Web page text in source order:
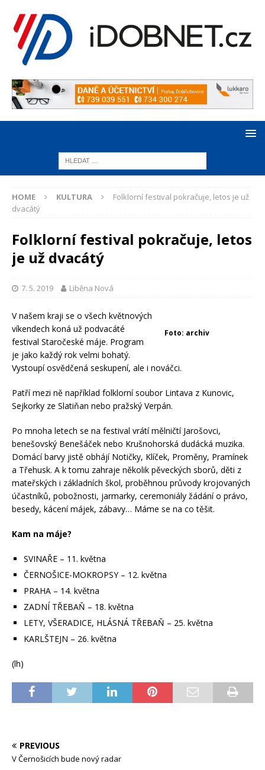
HOME KULTURA
Folklorní festival pokračuje, letos je už
dvacátý
Folklorní festival pokračuje, letos
je už dvacátý
7. 5. 2019 Liběna Nová
Foto: archiv
V našem kraji se o všech květnových
víkendech koná už podvacáté
festival Staročeské máje. Program
je jako každý rok velmi bohatý.
Vystoupí osvědčená seskupení, ale i nováčci.
Patří mezi ně například folklorní soubor Lintava z Kunovic,
Sejkorky ze Slatiňan nebo pražský Verpán.
Po mnoha letech se na festival vrátí mělničtí Jarošovci,
benešovský Benešáček nebo Krušnohorská dudácká muzika.
Domácí barvy jistě obhájí Notičky, Klíček, Proměny, Pramínek
a Třehusk. A k tomu zahraje několik pěveckých sborů, děti z
mateřských i základních škol, proběhnou průvody krojovaných
účastníků, pobožnosti, jarmarky, ceremoniály žádání o právo,
besedy, kácení májek, zábavy… Máme se na co těšit.
Kam na máje?
SVINAŘE – 11. května
ČERNOŠICE-MOKROPSY – 12. května
PRAHA – 14. května
ZADNÍ TŘEBAŇ – 18. května
LETY, VŠERADICE, HLÁSNÁ TŘEBAŇ – 25. května
KARLŠTEJN – 26. května
(lh)
PREVIOUS
V Černošicích bude nový radar